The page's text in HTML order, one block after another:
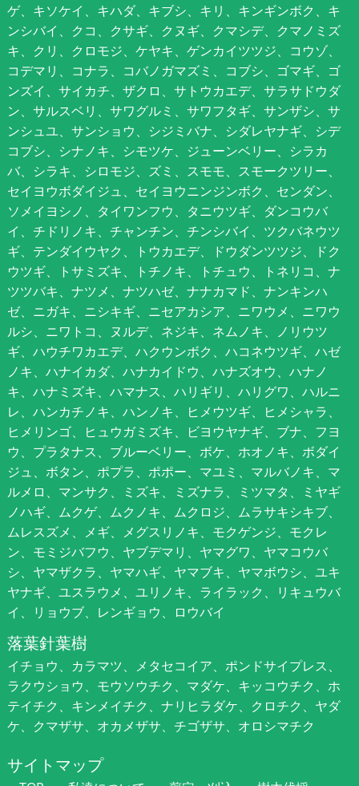
ゲ、キソケイ、キハダ、キブシ、キリ、キンギンボク、キ
ンシバイ、クコ、クサギ、クヌギ、クマシデ、クマノミズ
キ、クリ、クロモジ、ケヤキ、ゲンカイツツジ、コウゾ、
コデマリ、コナラ、コバノガマズミ、コブシ、ゴマギ、ゴ
ンズイ、サイカチ、ザクロ、サトウカエデ、サラサドウダ
ン、サルスベリ、サワグルミ、サワフタギ、サンザシ、サ
ンシュユ、サンショウ、シジミバナ、シダレヤナギ、シデ
コブシ、シナノキ、シモツケ、ジューンベリー、シラカ
バ、シラキ、シロモジ、ズミ、スモモ、スモークツリー、
セイヨウボダイジュ、セイヨウニンジンボク、センダン、
ソメイヨシノ、タイワンフウ、タニウツギ、ダンコウバ
イ、チドリノキ、チャンチン、チンシバイ、ツクバネウツ
ギ、テンダイウヤク、トウカエデ、ドウダンツツジ、ドク
ウツギ、トサミズキ、トチノキ、トチュウ、トネリコ、ナ
ツツバキ、ナツメ、ナツハゼ、ナナカマド、ナンキンハ
ゼ、ニガキ、ニシキギ、ニセアカシア、ニワウメ、ニワウ
ルシ、ニワトコ、ヌルデ、ネジキ、ネムノキ、ノリウツ
ギ、ハウチワカエデ、ハクウンボク、ハコネウツギ、ハゼ
ノキ、ハナイカダ、ハナカイドウ、ハナズオウ、ハナノ
キ、ハナミズキ、ハマナス、ハリギリ、ハリグワ、ハルニ
レ、ハンカチノキ、ハンノキ、ヒメウツギ、ヒメシャラ、
ヒメリンゴ、ヒュウガミズキ、ビヨウヤナギ、ブナ、フヨ
ウ、プラタナス、ブルーベリー、ボケ、ホオノキ、ボダイ
ジュ、ボタン、ポプラ、ポポー、マユミ、マルバノキ、マ
ルメロ、マンサク、ミズキ、ミズナラ、ミツマタ、ミヤギ
ノハギ、ムクゲ、ムクノキ、ムクロジ、ムラサキシキブ、
ムレスズメ、メギ、メグスリノキ、モクゲンジ、モクレ
ン、モミジバフウ、ヤブデマリ、ヤマグワ、ヤマコウバ
シ、ヤマザクラ、ヤマハギ、ヤマブキ、ヤマボウシ、ユキ
ヤナギ、ユスラウメ、ユリノキ、ライラック、リキュウバ
イ、リョウブ、レンギョウ、ロウバイ
落葉針葉樹
イチョウ、カラマツ、メタセコイア、ポンドサイプレス、
ラクウショウ、モウソウチク、マダケ、キッコウチク、ホ
テイチク、キンメイチク、ナリヒラダケ、クロチク、ヤダ
ケ、クマザサ、オカメザサ、チゴザサ、オロシマチク
サイトマップ